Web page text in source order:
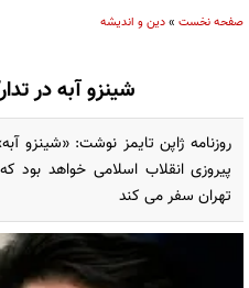
صفحه نخست »دین و اندیشه
شینزو آبه در
روزنامه ژاپن تایمز نوشت: «شینزو
پیروزی انقلاب اسلامی خواهد بود
تهران سفر می کند